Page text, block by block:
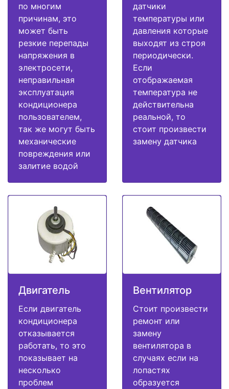
по многим
причинам, это
может быть
резкие перепады
напряжения в
электросети,
неправильная
эксплуатация
кондиционера
пользователем,
так же могут быть
механические
повреждения или
залитие водой
датчики
температуры или
давления которые
выходят из строя
периодически.
Если
отображаемая
температура не
действительна
реальной, то
стоит произвести
замену датчика
Двигатель
Если двигатель
кондиционера
отказывается
работать, то это
показывает на
несколько
проблем
Вентилятор
Стоит произвести
ремонт или
замену
вентилятора в
случаях если на
лопастях
образуется